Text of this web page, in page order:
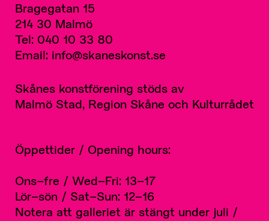
Bragegatan 15
214 30 Malmö
Tel: 040 10 33 80
Email: info@skaneskonst.se
Skånes konstförening stöds av
Malmö Stad, Region Skåne och Kulturrådet
Öppettider / Opening hours:
Ons–fre / Wed–Fri: 13–17
Lör–sön / Sat–Sun: 12–16
Notera att galleriet är stängt under juli /